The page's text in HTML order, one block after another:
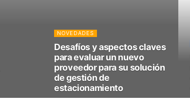
NOVEDADES
Desafíos y aspectos claves
para evaluar un nuevo
proveedor para su solución
de gestión de
estacionamiento